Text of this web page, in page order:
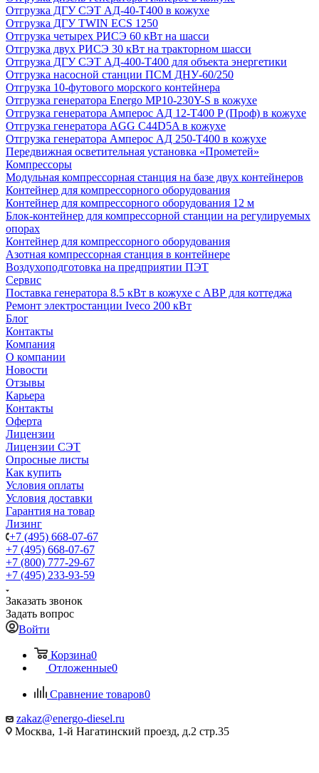
Отгрузка ДГУ СЭТ АД-40-Т400 в кожухе
Отгрузка ДГУ TWIN ECS 1250
Отгрузка четырех РИСЭ 60 кВт на шасси
Отгрузка двух РИСЭ 30 кВт на тракторном шасси
Отгрузка ДГУ СЭТ АД-400-Т400 для объекта энергетики
Отгрузка насосной станции ПСМ ДНУ-60/250
Отгрузка 10-футового морского контейнера
Отгрузка генератора Energo MP10-230Y-S в кожухе
Отгрузка генератора Амперос АД 12-Т400 P (Проф) в кожухе
Отгрузка генератора AGG C44D5A в кожухе
Отгрузка генератора Амперос АД 250-Т400 в кожухе
Передвижная осветительная установка «Прометей»
Компрессоры
Модульная компрессорная станция на базе двух контейнеров
Контейнер для компрессорного оборудования
Контейнер для компрессорного оборудования 12 м
Блок-контейнер для компрессорной станции на регулируемых
опорах
Контейнер для компрессорного оборудования
Азотная компрессорная станция в контейнере
Воздухоподготовка на предприятии ПЭТ
Сервис
Поставка генератора 8.5 кВт в кожухе с АВР для коттеджа
Ремонт электростанции Iveco 200 кВт
Блог
Контакты
Компания
О компании
Новости
Отзывы
Карьера
Контакты
Оферта
Лицензии
Лицензии СЭТ
Опросные листы
Как купить
Условия оплаты
Условия доставки
Гарантия на товар
Лизинг
+7 (495) 668-07-67
+7 (495) 668-07-67
+7 (800) 777-29-67
+7 (495) 233-93-59
Заказать звонок
Задать вопрос
Войти
Корзина0
Отложенные0
Сравнение товаров0
zakaz@energo-diesel.ru
Москва, 1-й Нагатинский проезд, д.2 стр.35